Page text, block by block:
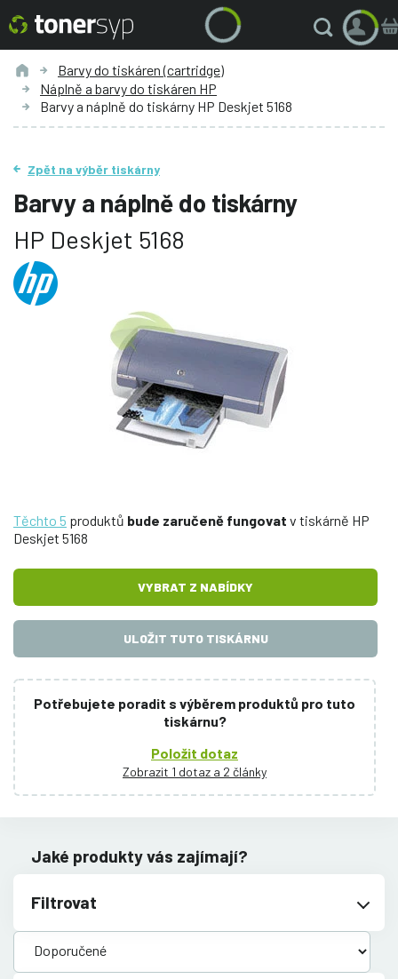
Barvy do tiskáren (cartridge)
Náplně a barvy do tiskáren HP
Barvy a náplně do tiskárny HP Deskjet 5168
Zpět na výběr tiskárny
Barvy a náplně do tiskárny
HP Deskjet 5168
Těchto 5 produktů bude zaručeně fungovat v tiskárně HP
Deskjet 5168
VYBRAT Z NABÍDKY
ULOŽIT TUTO TISKÁRNU
Potřebujete poradit s výběrem produktů pro tuto
tiskárnu?
Položit dotaz
Zobrazit 1 dotaz a 2 články
Jaké produkty vás zajímají?
Filtrovat